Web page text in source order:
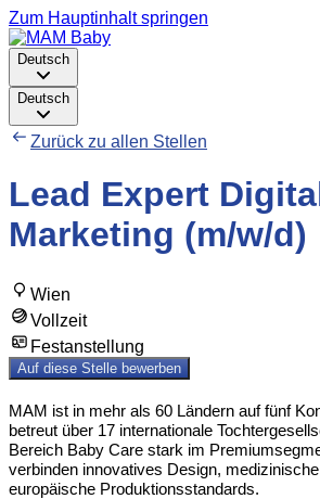
Zum Hauptinhalt springen
Deutsch
Deutsch
Zurück zu allen Stellen
Lead Expert
Marketing (m/w/d)
Wien
Vollzeit
Festanstellung
Auf diese Stelle bewerben
MAM ist in mehr als 60 Ländern auf fünf
betreut über 17 internationale
Bereich Baby Care stark im
verbinden innovatives Design,
europäische Produktionsstandards.